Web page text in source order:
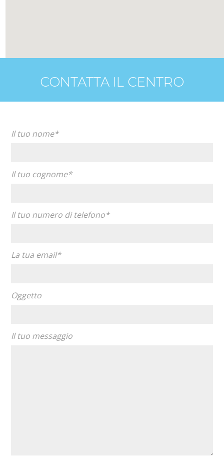
CONTATTA IL CENTRO
Il tuo nome*
Il tuo cognome*
Il tuo numero di telefono*
La tua email*
Oggetto
Il tuo messaggio